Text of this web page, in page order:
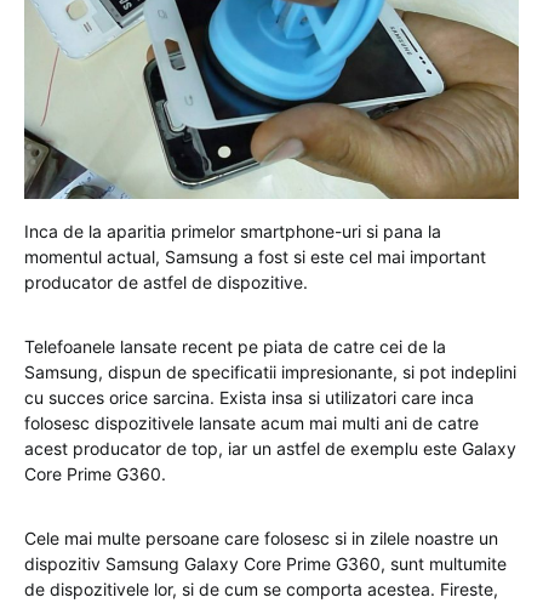
Inca de la aparitia primelor smartphone-uri si pana la
momentul actual, Samsung a fost si este cel mai important
producator de astfel de dispozitive.
Telefoanele lansate recent pe piata de catre cei de la
Samsung, dispun de specificatii impresionante, si pot indeplini
cu succes orice sarcina. Exista insa si utilizatori care inca
folosesc dispozitivele lansate acum mai multi ani de catre
acest producator de top, iar un astfel de exemplu este Galaxy
Core Prime G360.
Cele mai multe persoane care folosesc si in zilele noastre un
dispozitiv Samsung Galaxy Core Prime G360, sunt multumite
de dispozitivele lor, si de cum se comporta acestea. Fireste,